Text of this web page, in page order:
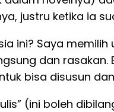
justru ketika ia
ini? Saya
dan
bisa disusun
(ini boleh